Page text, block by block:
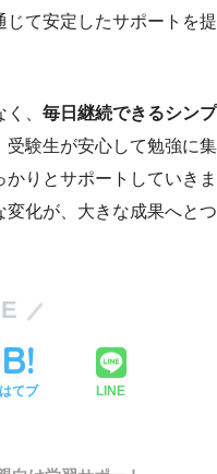
て安定したサポートを提
、 毎日継続できるシンプ
受験生が安心して勉強に集
りとサポートしていきま
変化が、大きな成果へとつ
はてブ LINE